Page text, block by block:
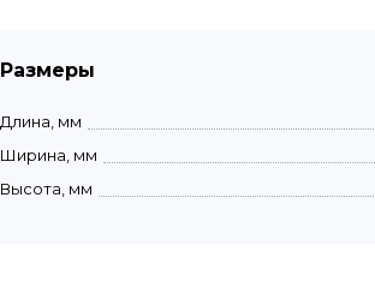
Размеры
Длина, мм
Ширина, мм
Высота, мм